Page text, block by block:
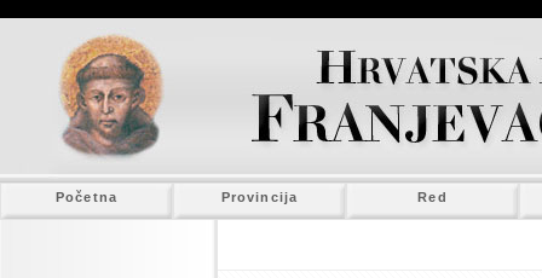
Početna Provincija Red